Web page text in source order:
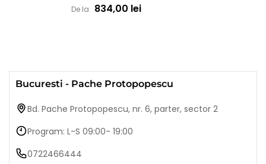
De la 834,00 lei
Bucuresti - Pache Protopopescu
Bd. Pache Protopopescu, nr. 6, parter, sector 2
Program: L-S 09:00- 19:00
0722466444